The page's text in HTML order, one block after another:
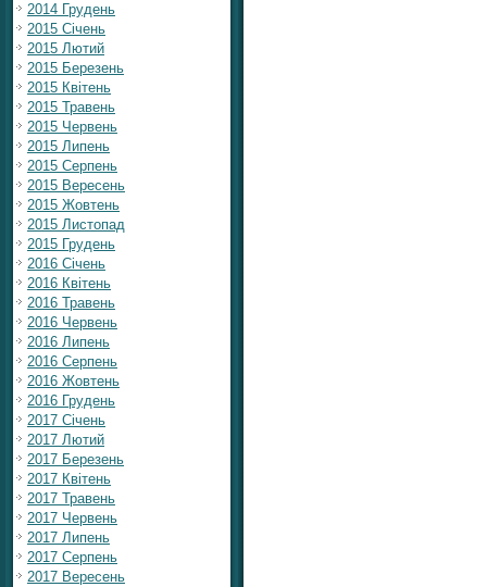
2014 Грудень
2015 Січень
2015 Лютий
2015 Березень
2015 Квітень
2015 Травень
2015 Червень
2015 Липень
2015 Серпень
2015 Вересень
2015 Жовтень
2015 Листопад
2015 Грудень
2016 Січень
2016 Квітень
2016 Травень
2016 Червень
2016 Липень
2016 Серпень
2016 Жовтень
2016 Грудень
2017 Січень
2017 Лютий
2017 Березень
2017 Квітень
2017 Травень
2017 Червень
2017 Липень
2017 Серпень
2017 Вересень